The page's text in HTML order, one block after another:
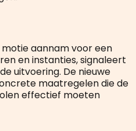
aannam voor een
en instanties, signaleert
uitvoering. De nieuwe
maatregelen die de
effectief moeten